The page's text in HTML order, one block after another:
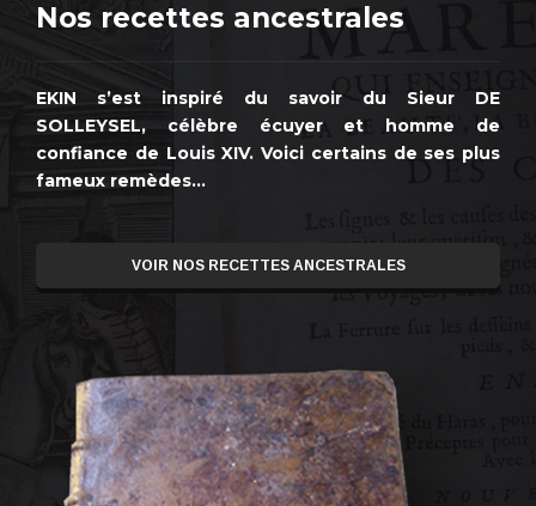
Nos recettes ancestrales
EKIN s’est inspiré du savoir du Sieur DE
SOLLEYSEL, célèbre écuyer et homme de
confiance de Louis XIV. Voici certains de ses plus
fameux remèdes…
VOIR NOS RECETTES ANCESTRALES